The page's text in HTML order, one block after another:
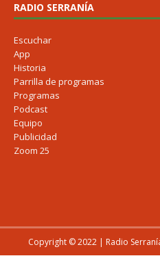
RADIO SERRANÍA
Escuchar
App
Historia
Parrilla de programas
Programas
Podcast
Equipo
Publicidad
Zoom 25
Copyright © 2022 | Radio